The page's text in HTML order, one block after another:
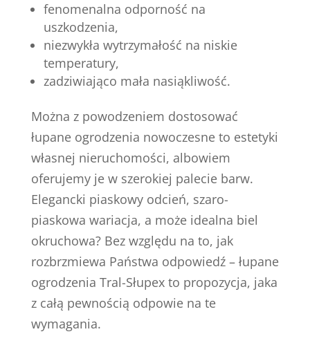
fenomenalna odporność na
uszkodzenia,
niezwykła wytrzymałość na niskie
temperatury,
zadziwiająco mała nasiąkliwość.
Można z powodzeniem dostosować
łupane ogrodzenia nowoczesne to estetyki
własnej nieruchomości, albowiem
oferujemy je w szerokiej palecie barw.
Elegancki piaskowy odcień, szaro-
piaskowa wariacja, a może idealna biel
okruchowa? Bez względu na to, jak
rozbrzmiewa Państwa odpowiedź – łupane
ogrodzenia Tral-Słupex to propozycja, jaka
z całą pewnością odpowie na te
wymagania.